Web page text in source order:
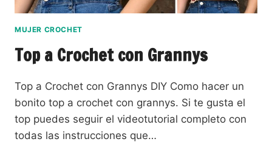
MUJER CROCHET
Top a Crochet con Grannys
Top a Crochet con Grannys DIY Como hacer un
bonito top a crochet con grannys. Si te gusta el
top puedes seguir el videotutorial completo con
todas las instrucciones que…